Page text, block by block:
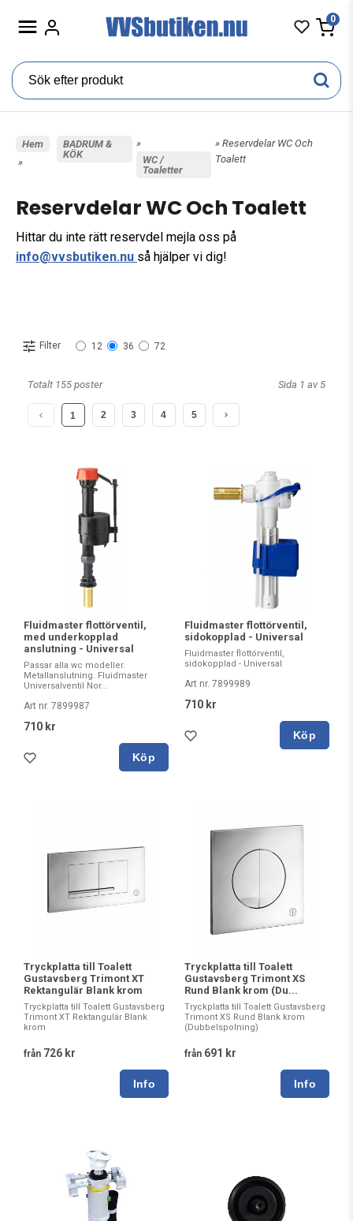
0
Hem
»
BADRUM &
KÖK
»
WC /
Toaletter
» Reservdelar WC Och
Toalett
Reservdelar WC Och Toalett
Hittar du inte rätt reservdel mejla oss på
info@vvsbutiken.nu så hjälper vi dig!
Filter 12 36 72
Totalt 155 poster Sida 1 av 5
1 2 3 4 5
Fluidmaster flottörventil,
med underkopplad
anslutning - Universal
Passar alla wc modeller.
Metallanslutning. Fluidmaster
Universalventil Nor...
Art nr. 7899987
710 kr
Köp
Fluidmaster flottörventil,
sidokopplad - Universal
Fluidmaster flottörventil,
sidokopplad - Universal
Art nr. 7899989
710 kr
Köp
Tryckplatta till Toalett
Gustavsberg Trimont XT
Rektangulär Blank krom
Tryckplatta till Toalett Gustavsberg
Trimont XT Rektangulär Blank
krom
från 726 kr
Tryckplatta till Toalett
Gustavsberg Trimont XS
Rund Blank krom (Du...
Tryckplatta till Toalett Gustavsberg
Trimont XS Rund Blank krom
(Dubbelspolning)
från 691 kr